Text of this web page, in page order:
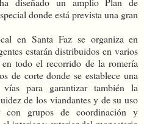
donde está prevista una gran
en Santa Faz se organiza en
estarán distribuidos en varios
todo el recorrido de la romería
de corte donde se establece una
para garantizar también la
de los viandantes y de su uso
con grupos de coordinación y